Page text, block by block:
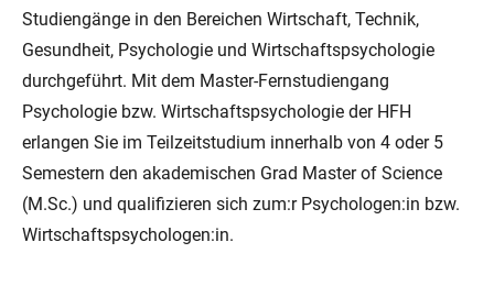
Studiengänge in den Bereichen Wirtschaft, Technik,
Gesundheit, Psychologie und Wirtschaftspsychologie
durchgeführt. Mit dem Master-Fernstudiengang
Psychologie bzw. Wirtschaftspsychologie der HFH
erlangen Sie im Teilzeitstudium innerhalb von 4 oder 5
Semestern den akademischen Grad Master of Science
(M.Sc.) und qualifizieren sich zum:r Psychologen:in bzw.
Wirtschaftspsychologen:in.